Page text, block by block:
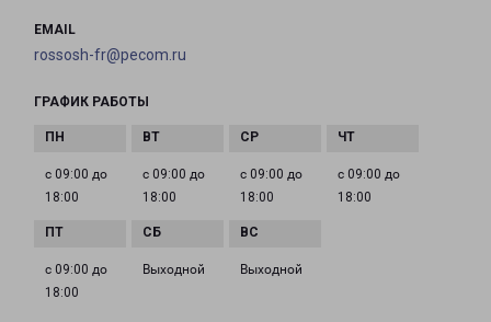
EMAIL
rossosh-fr@pecom.ru
ГРАФИК РАБОТЫ
с 09:00 до
18:00
с 09:00 до
18:00
с 09:00 до
18:00
с 09:00 до
18:00
с 09:00 до
18:00
Выходной Выходной